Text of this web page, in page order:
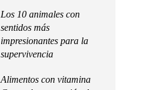
Los 10 animales con
sentidos más
impresionantes para la
supervivencia
Alimentos con vitamina